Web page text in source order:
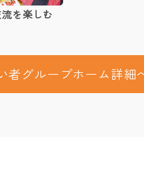
を楽しむ
者グループホーム詳細